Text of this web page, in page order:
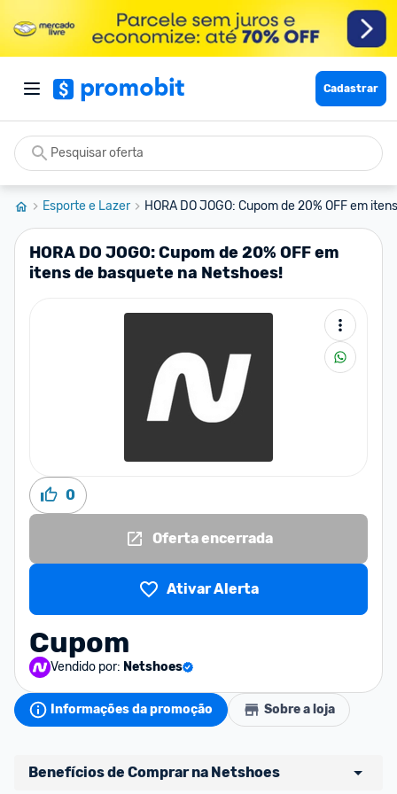
Cadastrar
Esporte e Lazer HORA DO JOGO: Cupom de 20% OFF em
HORA DO JOGO: Cupom de 20% OFF em
itens de basquete na Netshoes!
0
Oferta encerrada
Ativar Alerta
Cupom
Vendido por: Netshoes
Informações da promoção Sobre a loja
Benefícios de Comprar na Netshoes